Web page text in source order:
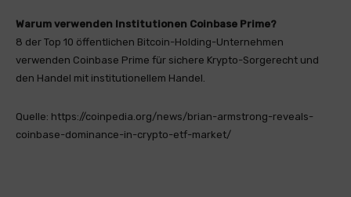
Warum verwenden Institutionen Coinbase Prime?
8 der Top 10 öffentlichen Bitcoin-Holding-Unternehmen
verwenden Coinbase Prime für sichere Krypto-Sorgerecht und
den Handel mit institutionellem Handel.
Quelle: https://coinpedia.org/news/brian-armstrong-reveals-
coinbase-dominance-in-crypto-etf-market/